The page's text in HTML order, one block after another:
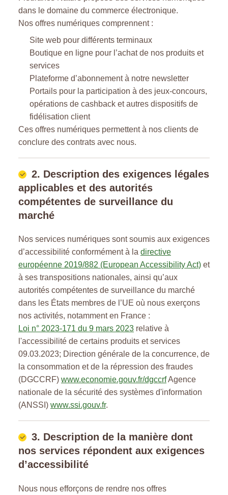
dans le domaine du commerce électronique.
Nos offres numériques comprennent :
Site web pour différents terminaux
Boutique en ligne pour l’achat de nos produits et
services
Plateforme d’abonnement à notre newsletter
Portails pour la participation à des jeux-concours,
opérations de cashback et autres dispositifs de
fidélisation client
Ces offres numériques permettent à nos clients de
conclure des contrats avec nous.
2. Description des exigences légales
applicables et des autorités
compétentes de surveillance du
marché
Nos services numériques sont soumis aux exigences
d’accessibilité conformément à la directive
européenne 2019/882 (European Accessibility Act) et
à ses transpositions nationales, ainsi qu’aux
autorités compétentes de surveillance du marché
dans les États membres de l’UE où nous exerçons
nos activités, notamment en France :
Loi n° 2023-171 du 9 mars 2023 relative à
l'accessibilité de certains produits et services
09.03.2023; Direction générale de la concurrence, de
la consommation et de la répression des fraudes
(DGCCRF) www.economie.gouv.fr/dgccrfAgence
nationale de la sécurité des systèmes d'information
(ANSSI) www.ssi.gouv.fr.
3. Description de la manière dont
nos services répondent aux exigences
d’accessibilité
Nous nous efforçons de rendre nos offres